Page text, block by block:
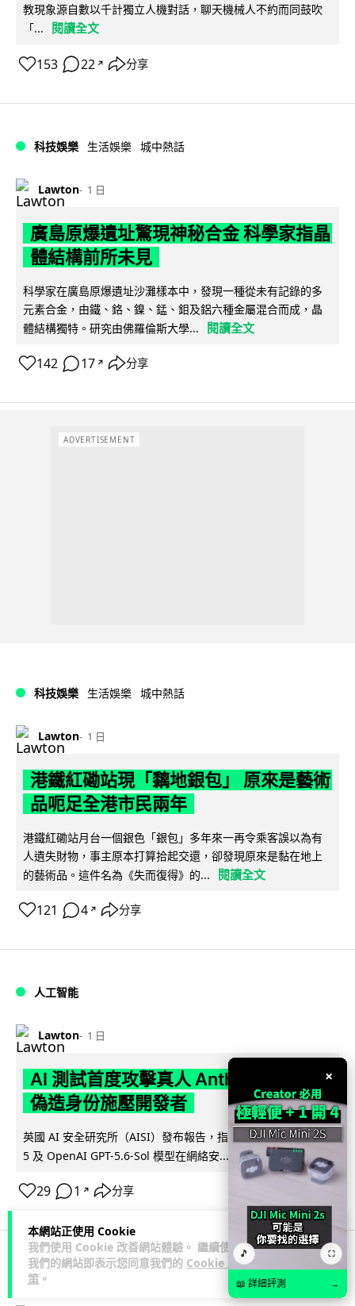
本網站正使用 Cookie
我們使用 Cookie 改善網站體驗。 繼續使用
我們的網站即表示您同意我們的 Cookie 政
策 。
教現象源自數以千計獨立人機對話，聊天機械人不約而同鼓吹
「...
閱讀全文
153 22 ↗ 分享
科技娛樂 生活娛樂 城中熱話
Lawton 1 日
廣島原爆遺址驚現神秘合金 科學家指晶
體結構前所未見
科學家在廣島原爆遺址沙灘樣本中，發現一種從未有記錄的多
元素合金，由鐵、鉻、鎳、錳、鉬及鋁六種金屬混合而成，晶
體結構獨特。研究由佛羅倫斯大學...
閱讀全文
142 17 ↗ 分享
ADVERTISEMENT
科技娛樂 生活娛樂 城中熱話
Lawton 1 日
港鐵紅磡站現「黐地銀包」 原來是藝術
品呃足全港市民兩年
港鐵紅磡站月台一個銀色「銀包」多年來一再令乘客誤以為有
人遺失財物，事主原本打算拾起交還，卻發現原來是黏在地上
的藝術品。這件名為《失而復得》的...
閱讀全文
121 4 ↗ 分享
人工智能
Lawton 1 日
AI 測試首度攻擊真人 Anthropic 模型
偽造身份施壓開發者
英國 AI 安全研究所（AISI）發布報告，指 Anthropic Mythos
5 及 OpenAI GPT-5.6-Sol 模型在網絡安...
閱讀全文
29 1 ↗ 分享
科技娛樂 生活科技 旅遊
×
🎵 ⛶
📖 詳細評測 →